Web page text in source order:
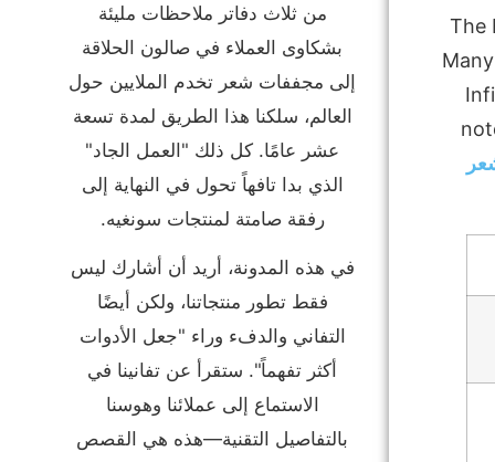
The
من ثلاث دفاتر ملاحظات مليئة
بشكاوى العملاء في صالون الحلاقة
إلى مجففات شعر تخدم الملايين حول
العالم، سلكنا هذا الطريق لمدة تسعة
عشر عامًا. كل ذلك "العمل الجاد"
الذي بدا تافهاً تحول في النهاية إلى
رفقة صامتة لمنتجات سونغيه.
في هذه المدونة، أريد أن أشارك ليس
فقط تطور منتجاتنا، ولكن أيضًا
التفاني والدفء وراء "جعل الأدوات
أكثر تفهماً". ستقرأ عن تفانينا في
الاستماع إلى عملائنا وهوسنا
بالتفاصيل التقنية—هذه هي القصص